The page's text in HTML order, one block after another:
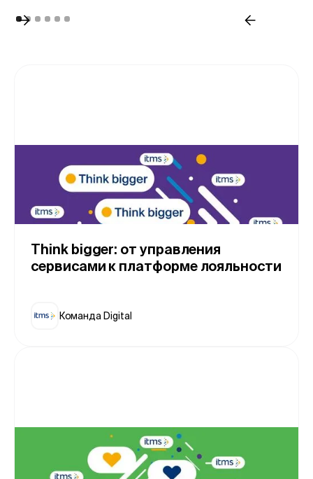
Think bigger: от управления
сервисами к платформе лояльности
Команда Digital